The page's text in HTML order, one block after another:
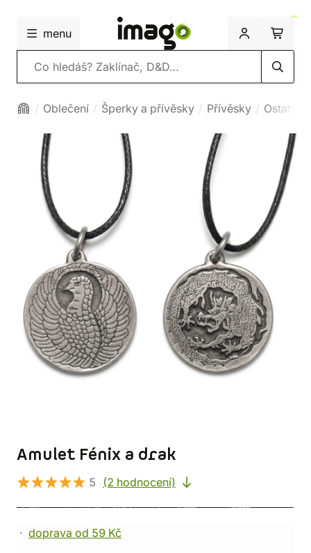
menu
Vyhledávání
Oblečení Šperky a přívěsky Přívěsky Ostatní
Amulet Fénix a drak
5 (2 hodnocení)
doprava od 59 Kč